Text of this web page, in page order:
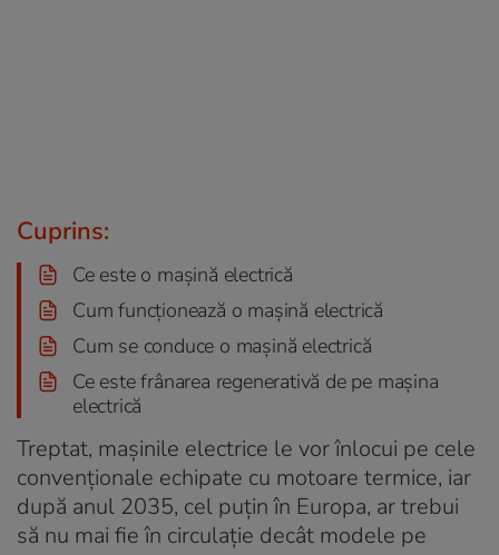
Cuprins:
Ce este o mașină electrică
Cum funcționează o mașină electrică
Cum se conduce o mașină electrică
Ce este frânarea regenerativă de pe mașina
electrică
Treptat, mașinile electrice le vor înlocui pe cele
convenționale echipate cu motoare termice, iar
după anul 2035, cel puțin în Europa, ar trebui
să nu mai fie în circulație decât modele pe